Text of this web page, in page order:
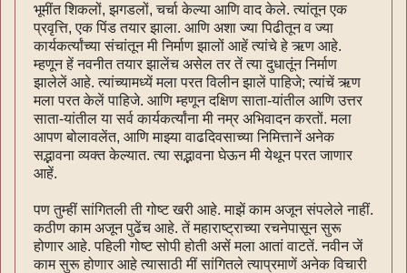
भूमींत शिकलों, झगडलों, चर्चा केल्या आणि वाद केले. त्यांतून एक
प्रवृत्ति, एक पिंड तयार झाला. आणि अशा ज्या पिढीतून व ज्या
कार्यकर्त्यांच्या संचांतून मी निर्माण झालों आहें त्यांचे हे ऋण आहे.
म्हणून हें नवनीत तयार झालेंच असेल तर तें त्या दुधातूंन निर्माण
झालेलें आहे. त्यांच्यामध्यें मला परत विलीन झालें पाहिजे; त्यांचें ऋण
मला परत केलें पाहिजे. आणि म्हणून दक्षिण साता-यांतील आणि उत्तर
साता-यांतील या सर्व कार्यकर्त्यांना मी नम्र अभिवादन करतों. मला
आपण बोलावलेंत, आणि माझ्या वाढदिवसाच्या निमित्तानें अनेक
सद्भावना व्यक्त केल्यात. त्या सद्भावना घेऊन मी येथून परत जाणार
आहें.
पण तुम्हीं सांगितली ती गोष्ट खरी आहे. माझें काम अजून संपलेले नाहीं.
कठीण काम अजून पुढेंच आहे. तें महाराष्ट्राच्या रचनेपासून सुरू
होणार आहे. पहिली गोष्ट सोपी होती असें मला आतां वाटतें. नवीन जें
काम सुरू होणार आहे त्यासाठी मीं सांगितले त्याप्रमाणें अनेक विचारी